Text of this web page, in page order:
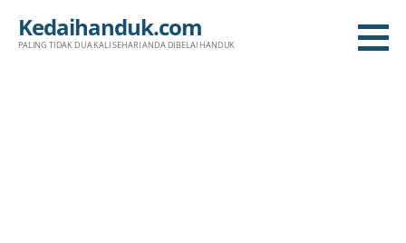
Kedaihanduk.com
PALING TIDAK DUA KALI SEHARI ANDA DIBELAI HANDUK